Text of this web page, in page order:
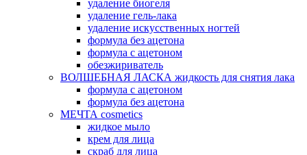
удаление биогеля
удаление гель-лака
удаление искусственных ногтей
формула без ацетона
формула с ацетоном
обезжириватель
ВОЛШЕБНАЯ ЛАСКА жидкость для снятия лака
формула с ацетоном
формула без ацетона
МЕЧТА cosmetics
жидкое мыло
крем для лица
скраб для лица